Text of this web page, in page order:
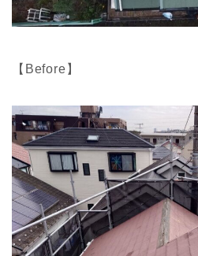
【Before】